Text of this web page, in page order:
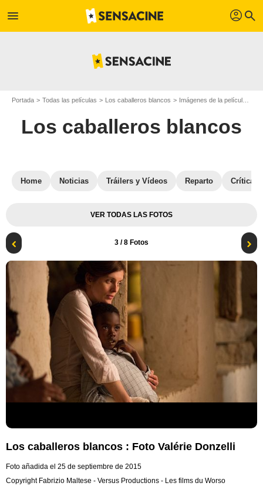
menu profil search
Portada Todas las películas Los caballeros blancos Imágenes de la película Los caballeros blancos
Los caballeros blancos
Home Noticias Tráilers y Vídeos Reparto Críticas
VER TODAS LAS FOTOS
3 / 8 Fotos
Los caballeros blancos : Foto Valérie Donzelli
Foto añadida el 25 de septiembre de 2015
Copyright Fabrizio Maltese - Versus Productions - Les films du Worso